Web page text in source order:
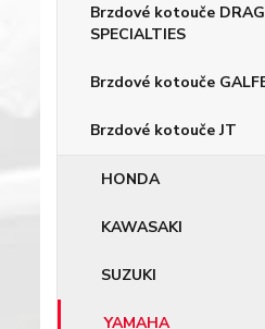
Brzdové kotouče DRAG
SPECIALTIES
Brzdové kotouče
Brzdové kotouče JT
HONDA
KAWASAKI
SUZUKI
YAMAHA